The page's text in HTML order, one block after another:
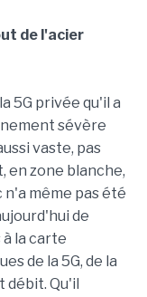
de l'acier
5G privée qu'il a
sévère
vaste, pas
en zone blanche,
même pas été
de
la carte
de la 5G, de la
débit. Qu'il